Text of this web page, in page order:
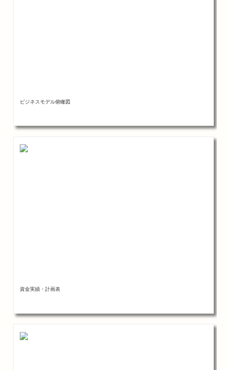
ビジネスモデル俯瞰図
資金実績・計画表